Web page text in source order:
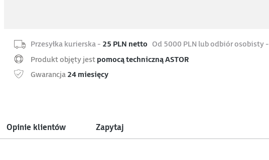
Przesyłka kurierska - 25 PLN netto Od 5000 PLN lub odbiór osobisty -
Produkt objęty jest pomocą techniczną ASTOR
Gwarancja 24 miesięcy
Opinie klientów Zapytaj